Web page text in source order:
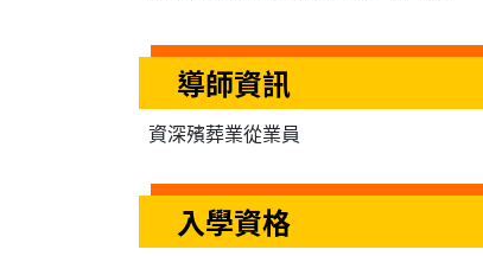
導師資訊
資深殯葬業從業員
入學資格